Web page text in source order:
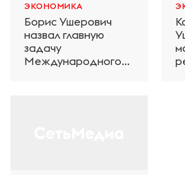
ЭКОНОМИКА
Борис Ушерович
назвал главную
задачу
Международного